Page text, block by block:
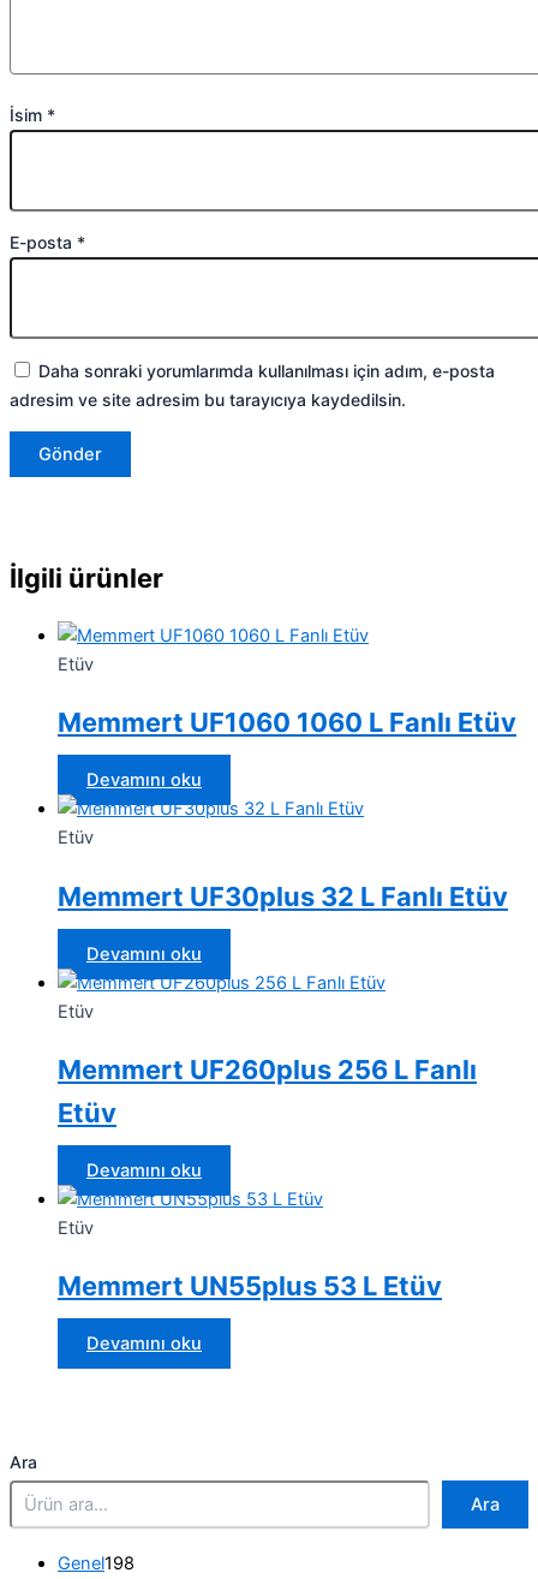
Ara
Ara
Genel198
İsim *
E-posta *
Daha sonraki yorumlarımda kullanılması için adım, e-posta
adresim ve site adresim bu tarayıcıya kaydedilsin.
İlgili ürünler
Etüv
Memmert UF1060 1060 L Fanlı Etüv
Devamını oku
Etüv
Memmert UF30plus 32 L Fanlı Etüv
Devamını oku
Etüv
Memmert UF260plus 256 L Fanlı
Etüv
Devamını oku
Etüv
Memmert UN55plus 53 L Etüv
Devamını oku